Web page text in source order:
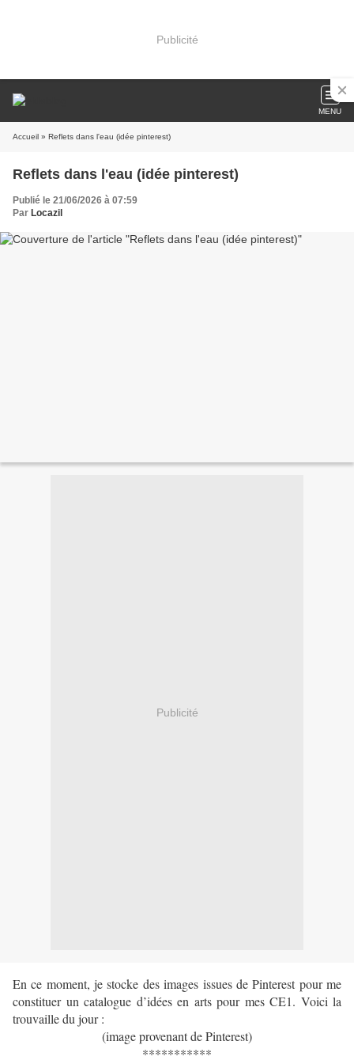
Publicité
MENU
Accueil » Reflets dans l'eau (idée pinterest)
Reflets dans l'eau (idée pinterest)
Publié le 21/06/2026 à 07:59
Par Locazil
Publicité
En ce moment, je stocke des images issues de Pinterest pour me
constituer un catalogue d’idées en arts pour mes CE1. Voici la
trouvaille du jour :
(image provenant de Pinterest)
***********